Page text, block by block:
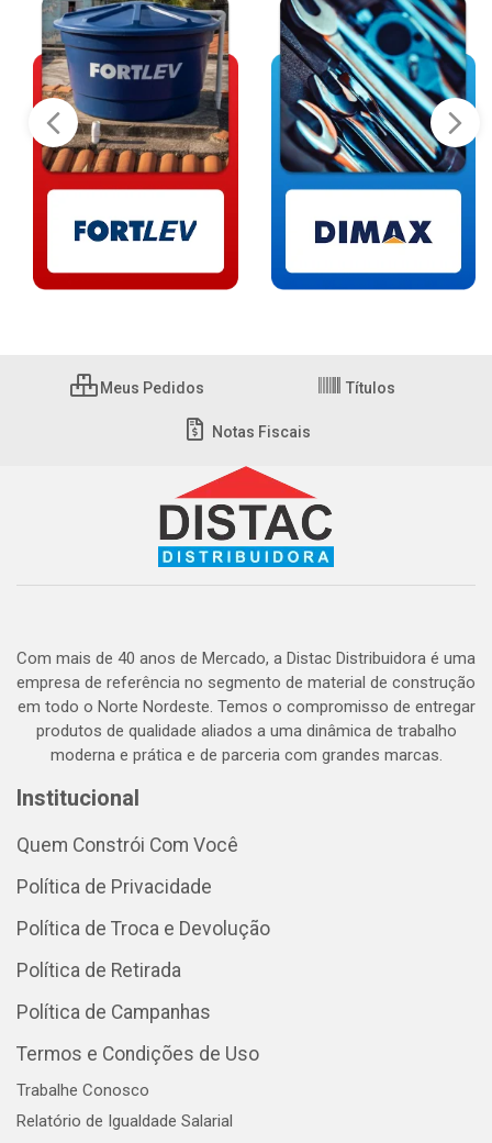
Meus Pedidos Títulos
Notas Fiscais
Com mais de 40 anos de Mercado, a Distac Distribuidora é uma
empresa de referência no segmento de material de construção
em todo o Norte Nordeste. Temos o compromisso de entregar
produtos de qualidade aliados a uma dinâmica de trabalho
moderna e prática e de parceria com grandes marcas.
Institucional
Quem Constrói Com Você
Política de Privacidade
Política de Troca e Devolução
Política de Retirada
Política de Campanhas
Termos e Condições de Uso
Trabalhe Conosco
Relatório de Igualdade Salarial